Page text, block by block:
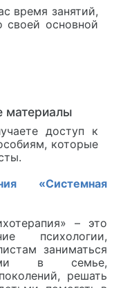
время занятий,
основной
материалы
доступ к
которые
«Системная
– это
психологии,
заниматься
в семье,
решать